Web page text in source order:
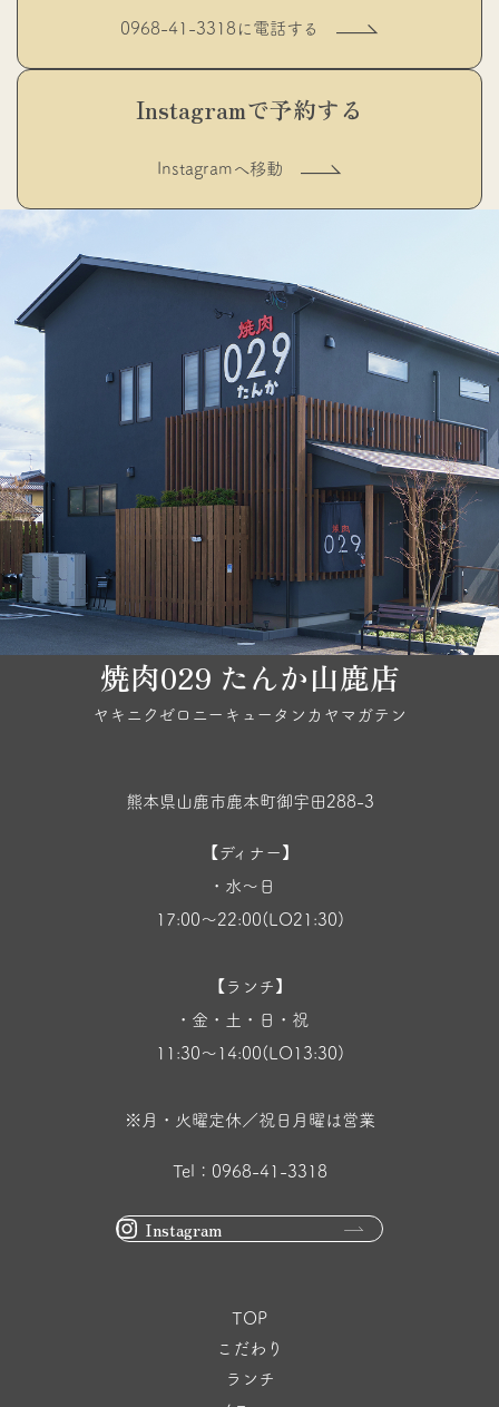
0968-41-3318に電話する
Instagramで予約する
Instagramへ移動
焼肉029 たんか山鹿店
ヤキニクゼロニーキュータンカヤマガテン
熊本県山鹿市鹿本町御宇田288-3
【ディナー】
・水〜日
17:00〜22:00(LO21:30)
【ランチ】
・金・土・日・祝
11:30〜14:00(LO13:30)
※月・火曜定休／祝日月曜は営業
Tel：0968-41-3318
Instagram
TOP
こだわり
ランチ